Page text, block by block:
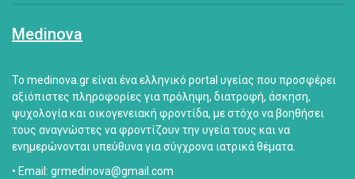
Medinova
Το medinova.gr είναι ένα ελληνικό portal υγείας που προσφέρει
αξιόπιστες πληροφορίες για πρόληψη, διατροφή, άσκηση,
ψυχολογία και οικογενειακή φροντίδα, με στόχο να βοηθήσει
τους αναγνώστες να φροντίζουν την υγεία τους και να
ενημερώνονται υπεύθυνα για σύγχρονα ιατρικά θέματα.
• Email: grmedinova@gmail.com